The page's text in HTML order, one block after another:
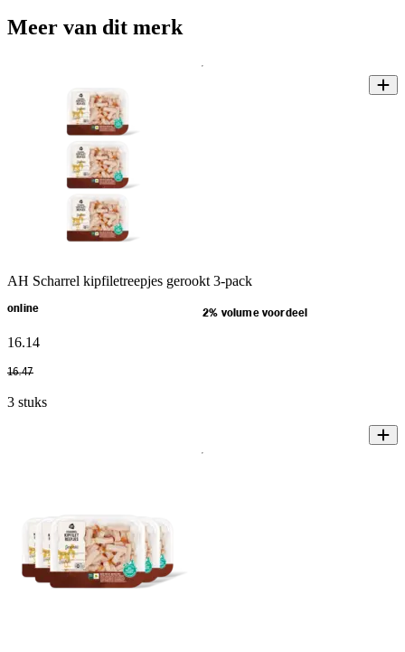
Meer van dit merk
AH Scharrel kipfiletreepjes gerookt 3-pack
online 2% volume voordeel
16.14
16.47
3 stuks